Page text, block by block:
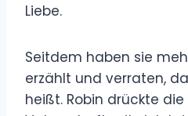
Liebe.
Seitdem haben sie
erzählt und verraten,
heißt. Robin drückte die